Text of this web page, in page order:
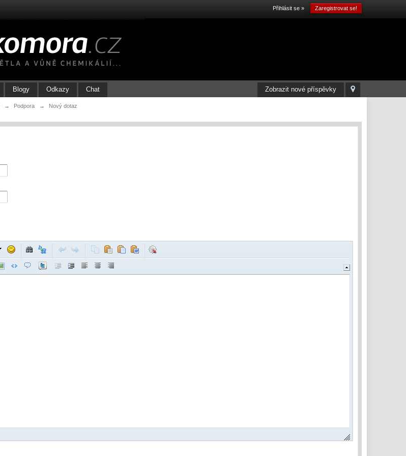
Přihlásit se » Zaregistrovat se!
Zobrazit nové příspěvky
Blogy Odkazy Chat
→ Podpora → Nový dotaz